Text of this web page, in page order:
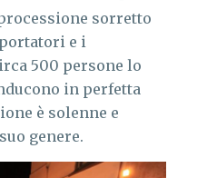
sorretto
e i
500 persone lo
in perfetta
è solenne e
genere.